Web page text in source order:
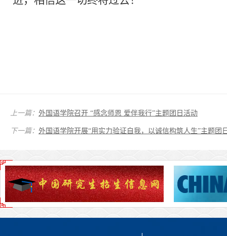
上一篇： 外国语学院召开 “感念师恩 爱伴我行”主题团日活动
下一篇： 外国语学院开展“用实力验证自我，以诚信构筑人生”主题团